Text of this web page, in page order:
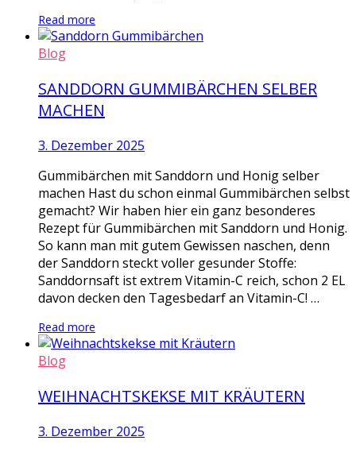
Read more
Blog
SANDDORN GUMMIBÄRCHEN SELBER
MACHEN
3. Dezember 2025
Gummibärchen mit Sanddorn und Honig selber
machen Hast du schon einmal Gummibärchen selbst
gemacht? Wir haben hier ein ganz besonderes
Rezept für Gummibärchen mit Sanddorn und Honig.
So kann man mit gutem Gewissen naschen, denn
der Sanddorn steckt voller gesunder Stoffe:
Sanddornsaft ist extrem Vitamin-C reich, schon 2 EL
davon decken den Tagesbedarf an Vitamin-C! …
Read more
Blog
WEIHNACHTSKEKSE MIT KRÄUTERN
3. Dezember 2025